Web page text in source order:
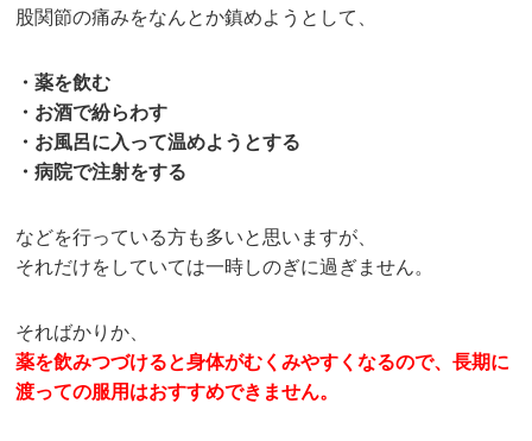
股関節の痛みをなんとか鎮めようとして、
・薬を飲む
・お酒で紛らわす
・お風呂に入って温めようとする
・病院で注射をする
などを行っている方も多いと思いますが、
それだけをしていては一時しのぎに過ぎません。
そればかりか、
薬を飲みつづけると身体がむくみやすくなるので、長期に
渡っての服用はおすすめできません。